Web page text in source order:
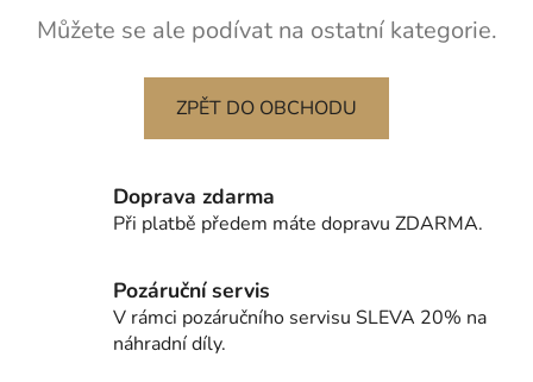
Můžete se ale podívat na ostatní kategorie.
ZPĚT DO OBCHODU
Doprava zdarma
Při platbě předem máte dopravu ZDARMA.
Pozáruční servis
V rámci pozáručního servisu SLEVA 20% na
náhradní díly.